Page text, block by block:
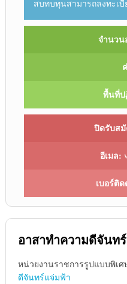
สบทบทุนสามารถลงทะเ
จำนวน
พื้นที่ป
ปิดรับส
อีเมล:
เบอร์ติ
อาสาทำความดีจันท
หน่วยงานราชการรูปแบบพิเศ
ดีจันทร์แจ่มฟ้า